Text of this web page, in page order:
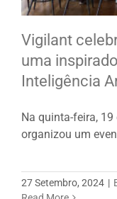
Vigilant
uma
Inteligência
Na quinta-feira,
organizou um
27 Setembro, 2024 |